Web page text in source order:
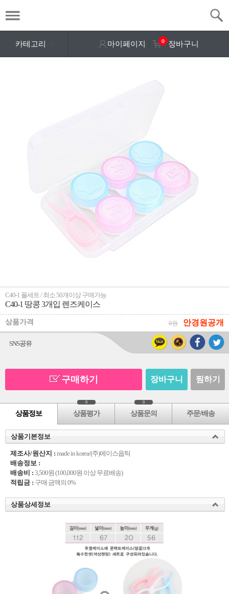
카테고리 마이페이지 0 장바구니
C40-1 풀세트 / 최소 50개이상 구매가능
C40-1 땅콩 3개입 렌즈케이스
상품가격 0원 안경원공개
SNS공유
장바구니 찜하기
구매하기
상품정보
0
상품평가
0
상품문의 주문/배송
상품기본정보
제조사/원산지 : made in korea/(주)에이스옵틱
배송정보 :
배송비 : 3,500원 (100,000원 이상 무료배송)
적립금 : 구매 금액의 0%
상품상세정보